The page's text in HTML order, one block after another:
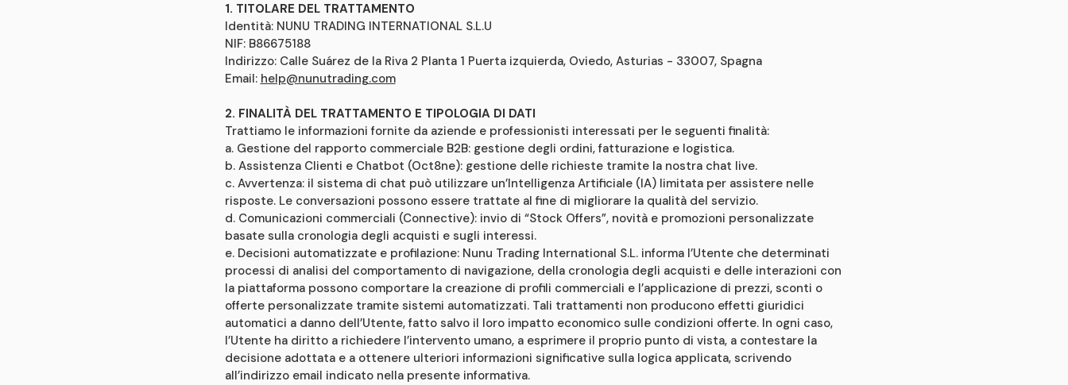
1. TITOLARE DEL TRATTAMENTO
Identità: NUNU TRADING INTERNATIONAL S.L.U
NIF: B86675188
Indirizzo: Calle Suárez de la Riva 2 Planta 1 Puerta izquierda, Oviedo, Asturias - 33007, Spagna
Email: help@nunutrading.com
2. FINALITÀ DEL TRATTAMENTO E TIPOLOGIA DI DATI
Trattiamo le informazioni fornite da aziende e professionisti interessati per le seguenti finalità:
a. Gestione del rapporto commerciale B2B: gestione degli ordini, fatturazione e logistica.
b. Assistenza Clienti e Chatbot (Oct8ne): gestione delle richieste tramite la nostra chat live.
c. Avvertenza: il sistema di chat può utilizzare un’Intelligenza Artificiale (IA) limitata per assistere nelle
risposte. Le conversazioni possono essere trattate al fine di migliorare la qualità del servizio.
d. Comunicazioni commerciali (Connective): invio di “Stock Offers”, novità e promozioni personalizzate
basate sulla cronologia degli acquisti e sugli interessi.
e. Decisioni automatizzate e profilazione: Nunu Trading International S.L. informa l’Utente che determinati
processi di analisi del comportamento di navigazione, della cronologia degli acquisti e delle interazioni con
la piattaforma possono comportare la creazione di profili commerciali e l’applicazione di prezzi, sconti o
offerte personalizzate tramite sistemi automatizzati. Tali trattamenti non producono effetti giuridici
automatici a danno dell’Utente, fatto salvo il loro impatto economico sulle condizioni offerte. In ogni caso,
l’Utente ha diritto a richiedere l’intervento umano, a esprimere il proprio punto di vista, a contestare la
decisione adottata e a ottenere ulteriori informazioni significative sulla logica applicata, scrivendo
all’indirizzo email indicato nella presente informativa.